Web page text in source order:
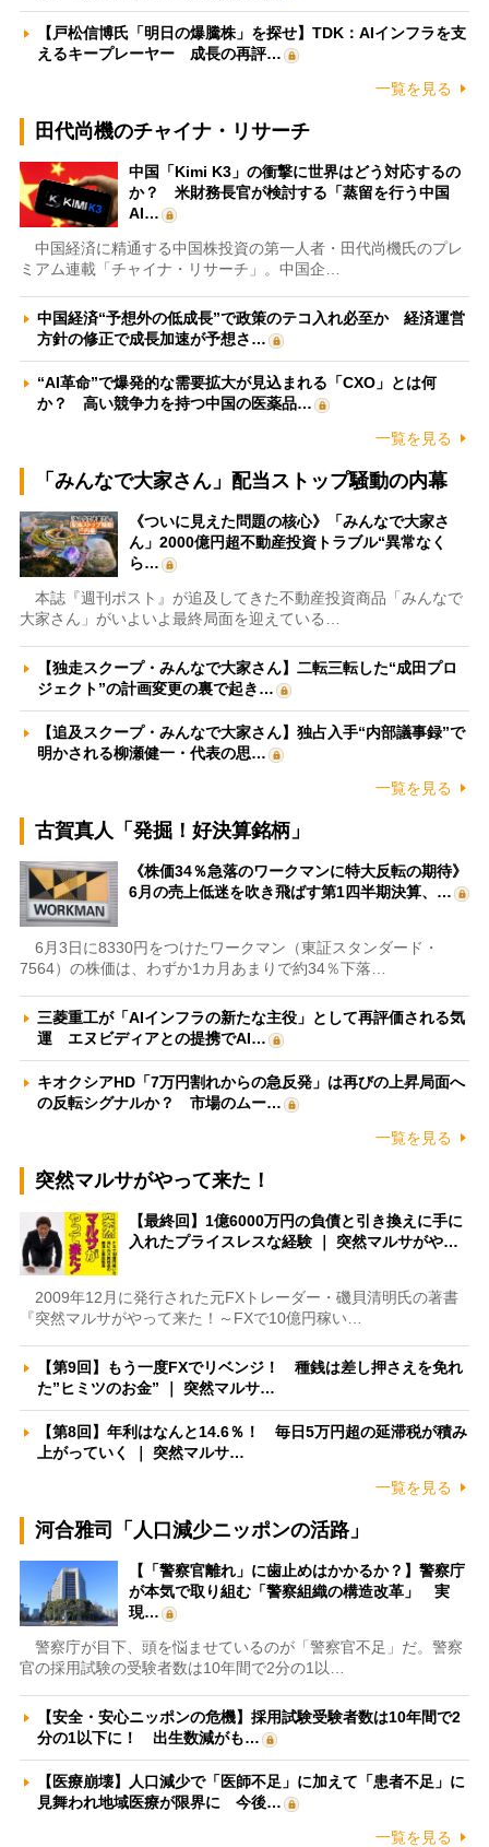
【戸松信博氏「明日の爆騰株」を探せ】TDK：AIインフラを支
えるキープレーヤー 成長の再評…
一覧を見る
田代尚機のチャイナ・リサーチ
中国「Kimi K3」の衝撃に世界はどう対応するの
か？ 米財務長官が検討する「蒸留を行う中国
AI…
中国経済に精通する中国株投資の第一人者・田代尚機氏のプレ
ミアム連載「チャイナ・リサーチ」。中国企…
中国経済“予想外の低成長”で政策のテコ入れ必至か 経済運営
方針の修正で成長加速が予想さ…
“AI革命”で爆発的な需要拡大が見込まれる「CXO」とは何
か？ 高い競争力を持つ中国の医薬品…
一覧を見る
「みんなで大家さん」配当ストップ騒動の内幕
《ついに見えた問題の核心》「みんなで大家さ
ん」2000億円超不動産投資トラブル“異常なく
ら…
本誌『週刊ポスト』が追及してきた不動産投資商品「みんなで
大家さん」がいよいよ最終局面を迎えている…
【独走スクープ・みんなで大家さん】二転三転した“成田プロ
ジェクト”の計画変更の裏で起き…
【追及スクープ・みんなで大家さん】独占入手“内部議事録”で
明かされる柳瀬健一・代表の思…
一覧を見る
古賀真人「発掘！好決算銘柄」
《株価34％急落のワークマンに特大反転の期待》
6月の売上低迷を吹き飛ばす第1四半期決算、…
6月3日に8330円をつけたワークマン（東証スタンダード・
7564）の株価は、わずか1カ月あまりで約34％下落…
三菱重工が「AIインフラの新たな主役」として再評価される気
運 エヌビディアとの提携でAI…
キオクシアHD「7万円割れからの急反発」は再びの上昇局面へ
の反転シグナルか？ 市場のムー…
一覧を見る
突然マルサがやって来た！
【最終回】1億6000万円の負債と引き換えに手に
入れたプライスレスな経験 ｜ 突然マルサがや…
2009年12月に発行された元FXトレーダー・磯貝清明氏の著書
『突然マルサがやって来た！～FXで10億円稼い…
【第9回】もう一度FXでリベンジ！ 種銭は差し押さえを免れ
た”ヒミツのお金” ｜ 突然マルサ…
【第8回】年利はなんと14.6％！ 毎日5万円超の延滞税が積み
上がっていく ｜ 突然マルサ…
一覧を見る
河合雅司「人口減少ニッポンの活路」
【「警察官離れ」に歯止めはかかるか？】警察庁
が本気で取り組む「警察組織の構造改革」 実
現…
警察庁が目下、頭を悩ませているのが「警察官不足」だ。警察
官の採用試験の受験者数は10年間で2分の1以…
【安全・安心ニッポンの危機】採用試験受験者数は10年間で2
分の1以下に！ 出生数減がも…
【医療崩壊】人口減少で「医師不足」に加えて「患者不足」に
見舞われ地域医療が限界に 今後…
一覧を見る